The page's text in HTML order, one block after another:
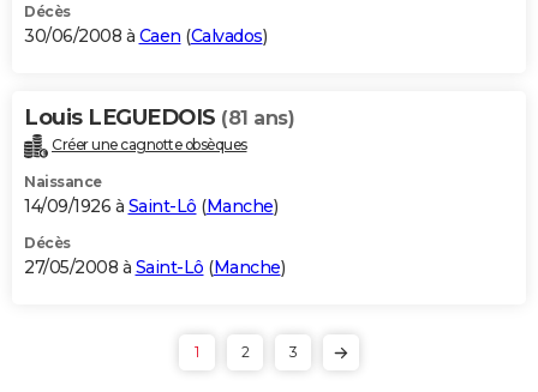
Décès
30/06/2008 à Caen (Calvados)
Louis LEGUEDOIS (81 ans)
Créer une cagnotte obsèques
Naissance
14/09/1926 à Saint-Lô (Manche)
Décès
27/05/2008 à Saint-Lô (Manche)
1 2 3